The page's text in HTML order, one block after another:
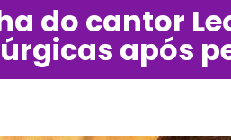
do cantor
após